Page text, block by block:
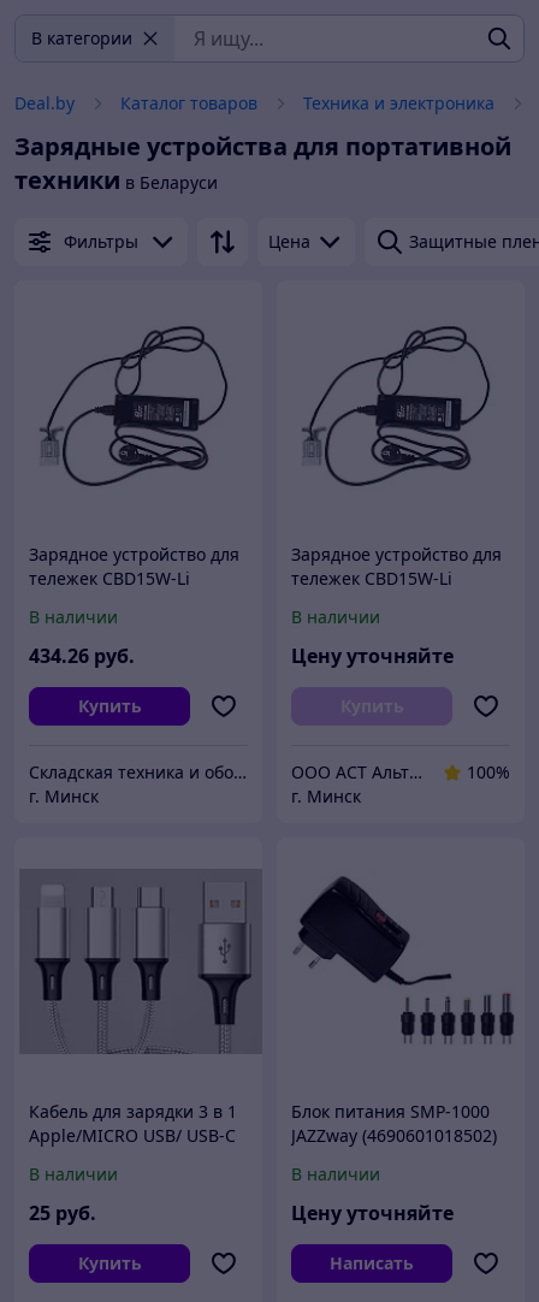
В категории
Deal.by Каталог товаров Техника и электроника
Зарядные устройства для портативной
техники в Беларуси
Фильтры Цена Защитные
Зарядное устройство для
тележек CBD15W-Li
В наличии
434.26 руб.
Купить
Складская техника и оборудование Минск
г. Минск
Зарядное устройство для
тележек CBD15W-Li
В наличии
Цену уточняйте
Купить
ООО АСТ АльтернативаСервисТорг
100%
г. Минск
Кабель для зарядки 3 в 1
Apple/MICRO USB/ USB-C
В наличии
25 руб.
Купить
Блок питания SMP-1000
JAZZway (4690601018502)
В наличии
Цену уточняйте
Написать